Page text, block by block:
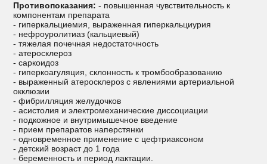
Противопоказания: - повышенная чувствительность к
компонентам препарата
- гиперкальциемия, выраженная гиперкальциурия
- нефроуролитиаз (кальциевый)
- тяжелая почечная недостаточность
- атеросклероз
- саркоидоз
- гиперкоагуляция, склонность к тромбообразованию
- выраженный атеросклероз с явлениями артериальной
окклюзии
- фибрилляция желудочков
- асистолия и электромеханические диссоциации
- подкожное и внутримышечное введение
- прием препаратов наперстянки
- одновременное применение с цефтриаксоном
- детский возраст до 1 года
- беременность и период лактации.